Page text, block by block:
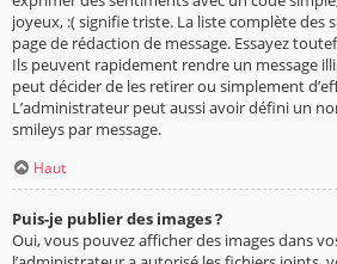
joyeux, :( signifie triste. La liste complète des
page de rédaction de message. Essayez
Ils peuvent rapidement rendre un message
peut décider de les retirer ou simplement
L’administrateur peut aussi avoir défini un
smileys par message.
Haut
Puis-je publier des images ?
Oui, vous pouvez afficher des images dans